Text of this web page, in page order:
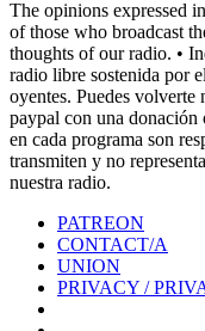
The opinions expressed
of those who broadcast
thoughts of our radio. •
radio libre sostenida por
oyentes. Puedes volverte
paypal con una donación
en cada programa son
transmiten y no
nuestra radio.
PATREON
CONTACT/A
UNION
PRIVACY /